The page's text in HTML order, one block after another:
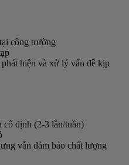
công trường
hiện và xử lý vấn đề kịp
cố định (2-3 lần/tuần)
vẫn đảm bảo chất lượng